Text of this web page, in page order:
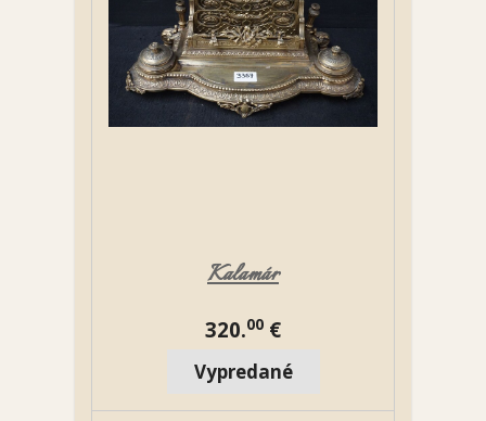
Kalamár
320.00 €